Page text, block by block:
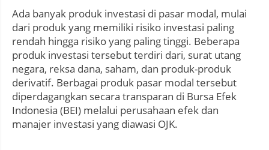
Ada banyak produk investasi di pasar modal, mulai
dari produk yang memiliki risiko investasi paling
rendah hingga risiko yang paling tinggi. Beberapa
produk investasi tersebut terdiri dari, surat utang
negara, reksa dana, saham, dan produk-produk
derivatif. Berbagai produk pasar modal tersebut
diperdagangkan secara transparan di Bursa Efek
Indonesia (BEI) melalui perusahaan efek dan
manajer investasi yang diawasi OJK.